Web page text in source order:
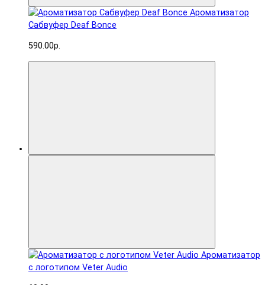
Ароматизатор
Сабвуфер Deaf Bonce
590.00р.
Ароматизатор
с логотипом Veter Audio